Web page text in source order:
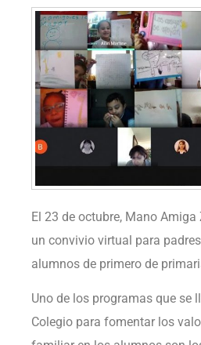
El 23 de octubre, Mano
un convivio virtual para
alumnos de primero de
Uno de los programas que se
Colegio para fomentar los